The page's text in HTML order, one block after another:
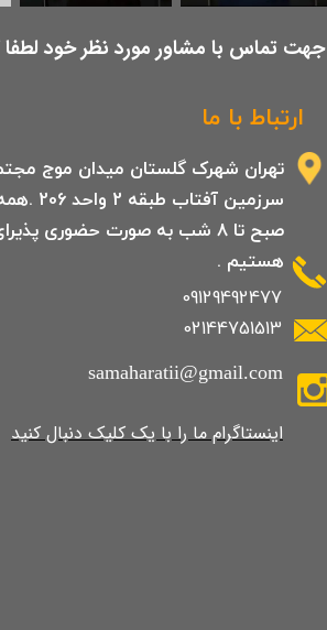
ارتباط با ما
09129492477
02144751513
تهران شهرک گلستان میدان موج
صبح تا 8 شب به صورت حضوری
هستیم .
samaharatii@gmail.com
​​​​​​​​​اینستاگرام ما را با یک کلیک دنبال کنید
​جهت تماس با مشاور مورد نظر خود لطفا